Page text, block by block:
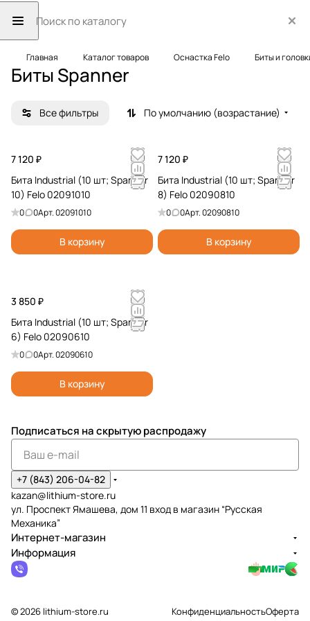
Главная Каталог товаров Оснастка Felo Биты и
Биты Spanner
Все фильтры По умолчанию (возрастание)
7 120 ₽
Бита Industrial (10 шт; Spanner
10) Felo 02091010
0 0Арт.02091010
В корзину
7 120 ₽
Бита Industrial (10 шт; Spanner
8) Felo 02090810
0 0Арт.02090810
В корзину
3 850 ₽
Бита Industrial (10 шт; Spanner
6) Felo 02090610
0 0Арт.02090610
В корзину
Подписаться на скрытую распродажу
+7 (843) 206-04-82
kazan@lithium-store.ru
ул. Проспект Ямашева, дом 11 вход в магазин “Русская
Механика”
Интернет-магазин
Информация
© 2026 lithium-store.ru КонфиденциальностьОферта